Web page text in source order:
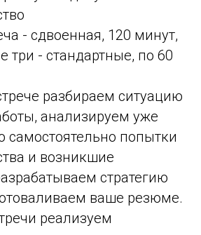
- сдвоенная, 120 минут,
три - стандартные, по 60
разбираем ситуацию
анализируем уже
самостоятельно попытки
и возникшие
стратегию
ваше резюме.
реализуем